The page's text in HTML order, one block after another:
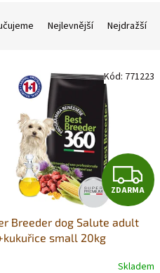
Nejlevnější Nejdražší
Z
D
R
ZDARMA
Breeder dog Salute adult
small 20kg
Skladem
Kód: 771223